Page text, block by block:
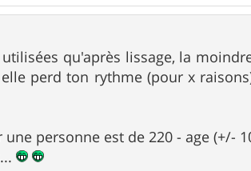
qu'après lissage, la
perd ton rythme (pour x
personne est de 220 - age (+/-